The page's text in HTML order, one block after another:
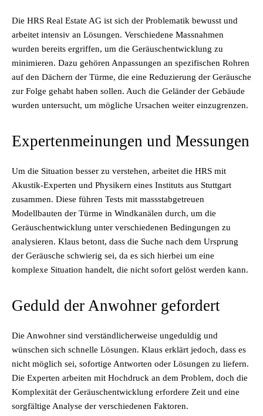
Die HRS Real Estate AG ist sich der Problematik bewusst und
arbeitet intensiv an Lösungen. Verschiedene Massnahmen
wurden bereits ergriffen, um die Geräuschentwicklung zu
minimieren. Dazu gehören Anpassungen an spezifischen Rohren
auf den Dächern der Türme, die eine Reduzierung der Geräusche
zur Folge gehabt haben sollen. Auch die Geländer der Gebäude
wurden untersucht, um mögliche Ursachen weiter einzugrenzen.
Expertenmeinungen und Messungen
Um die Situation besser zu verstehen, arbeitet die HRS mit
Akustik-Experten und Physikern eines Instituts aus Stuttgart
zusammen. Diese führen Tests mit massstabgetreuen
Modellbauten der Türme in Windkanälen durch, um die
Geräuschentwicklung unter verschiedenen Bedingungen zu
analysieren. Klaus betont, dass die Suche nach dem Ursprung
der Geräusche schwierig sei, da es sich hierbei um eine
komplexe Situation handelt, die nicht sofort gelöst werden kann.
Geduld der Anwohner gefordert
Die Anwohner sind verständlicherweise ungeduldig und
wünschen sich schnelle Lösungen. Klaus erklärt jedoch, dass es
nicht möglich sei, sofortige Antworten oder Lösungen zu liefern.
Die Experten arbeiten mit Hochdruck an dem Problem, doch die
Komplexität der Geräuschentwicklung erfordere Zeit und eine
sorgfältige Analyse der verschiedenen Faktoren.